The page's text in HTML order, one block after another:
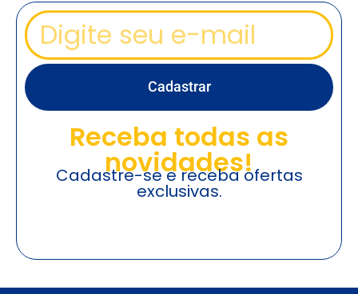
Cadastrar
Receba todas as
novidades!
Cadastre-se e receba ofertas
exclusivas.